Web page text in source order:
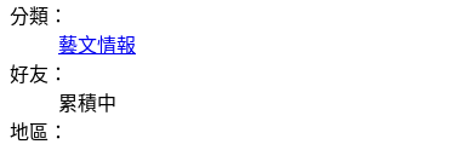
分類：
藝文情報
好友：
累積中
地區：